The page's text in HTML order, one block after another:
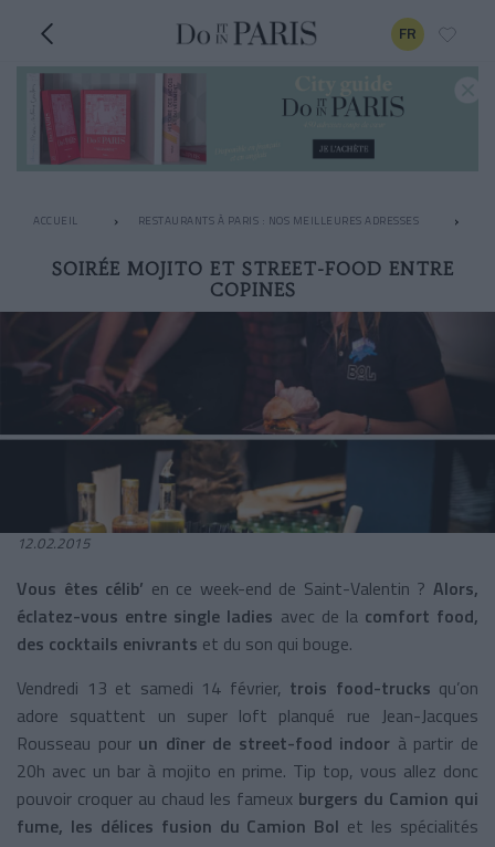
FR
ACCUEIL RESTAURANTS À PARIS : NOS MEILLEURES ADRESSES
SOIRÉE MOJITO ET STREET-FOOD ENTRE
COPINES
12.02.2015
Vous êtes célib’ en ce week-end de Saint-Valentin ?Alors,
éclatez-vous entre single ladies avec de la comfort food,
des cocktails enivrants et du son qui bouge.
Vendredi 13 et samedi 14 février, trois food-trucks qu’on
adore squattent un super loft planqué rue Jean-Jacques
Rousseau pour un dîner de street-food indoor à partir de
20h avec un bar à mojito en prime. Tip top, vous allez donc
pouvoir croquer au chaud les fameux burgers du Camion qui
fume, les délices fusion du Camion Bol et les spécialités